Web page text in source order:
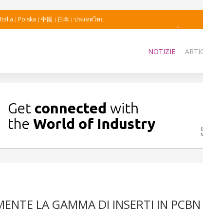
Italia Polska 中國 日本 ประเทศไทย
NOTIZIE
LA GAMMA DI INSERTI IN PCBN